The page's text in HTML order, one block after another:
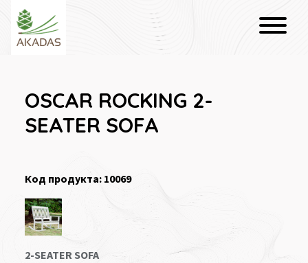
OSCAR ROCKING 2-
SEATER SOFA
Код продукта: 10069
2-SEATER SOFA